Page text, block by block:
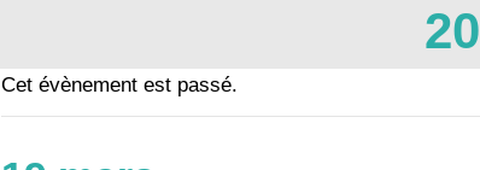
Cet évènement est passé.